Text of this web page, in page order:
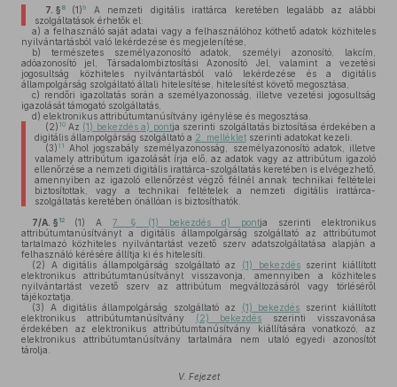
7. § 8 (1)9
A nemzeti digitális irattárca keretében legalább az alábbi
szolgáltatások érhetők el:
a) a felhasználó saját adatai vagy a felhasználóhoz köthető adatok közhiteles
nyilvántartásból való lekérdezése és megjelenítése,
b) természetes személyazonosító adatok, személyi azonosító, lakcím,
adóazonosító jel, Társadalombiztosítási Azonosító Jel, valamint a vezetési
jogosultság közhiteles nyilvántartásból való lekérdezése és a digitális
állampolgárság szolgáltató általi hitelesítése, hitelesítést követő megosztása,
c) rendőri igazoltatás során a személyazonosság, illetve vezetési jogosultság
igazolását támogató szolgáltatás,
d) elektronikus attribútumtanúsítvány igénylése és megosztása.
(2) 10Az (1) bekezdés a) pontja szerinti szolgáltatás biztosítása érdekében a
digitális állampolgárság szolgáltató a 2. mellékletszerinti adatokat kezeli.
(3) 11
Ahol jogszabály személyazonosság, személyazonosító adatok, illetve
valamely attribútum igazolását írja elő, az adatok vagy az attribútum igazoló
ellenőrzése a nemzeti digitális irattárca-szolgáltatás keretében is elvégezhető,
amennyiben az igazoló ellenőrzést végző félnél annak technikai feltételei
biztosítottak, vagy a technikai feltételek a nemzeti digitális irattárca-
szolgáltatás keretében önállóan is biztosíthatók.
7/A. § 12 (1) A7. § (1) bekezdés d) pontja szerinti elektronikus
attribútumtanúsítványt a digitális állampolgárság szolgáltató az attribútumot
tartalmazó közhiteles nyilvántartást vezető szerv adatszolgáltatása alapján a
felhasználó kérésére állítja ki és hitelesíti.
(2) A digitális állampolgárság szolgáltató az (1) bekezdésszerint kiállított
elektronikus attribútumtanúsítványt visszavonja, amennyiben a közhiteles
nyilvántartást vezető szerv az attribútum megváltozásáról vagy törléséről
tájékoztatja.
(3) A digitális állampolgárság szolgáltató az (1) bekezdés szerint kiállított
elektronikus attribútumtanúsítvány
(2) bekezdés szerinti visszavonása
érdekében az elektronikus attribútumtanúsítvány kiállítására vonatkozó, az
elektronikus attribútumtanúsítvány tartalmára nem utaló egyedi azonosítót
tárolja.
V. Fejezet